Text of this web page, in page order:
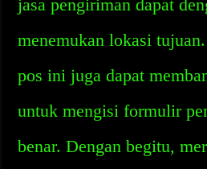
jasa pengiriman dapat
menemukan lokasi
pos ini juga dapat
untuk mengisi formulir
benar. Dengan begitu,